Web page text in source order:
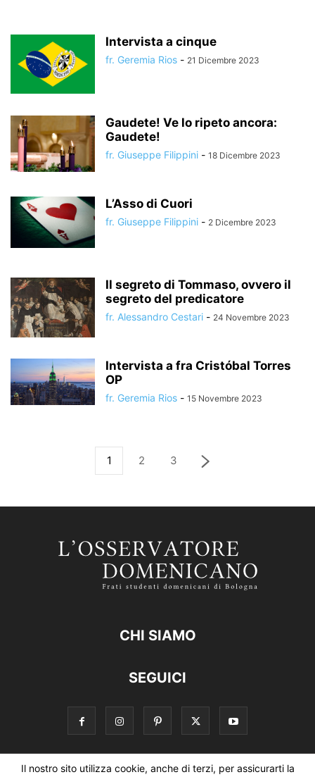
Il nostro sito utilizza cookie, anche di terzi, per assicurarti la
Intervista a cinque
fr. Geremia Rios - 21 Dicembre 2023
Gaudete! Ve lo ripeto ancora:
Gaudete!
fr. Giuseppe Filippini - 18 Dicembre 2023
L’Asso di Cuori
fr. Giuseppe Filippini - 2 Dicembre 2023
Il segreto di Tommaso, ovvero il
segreto del predicatore
fr. Alessandro Cestari - 24 Novembre 2023
Intervista a fra Cristóbal Torres
OP
fr. Geremia Rios - 15 Novembre 2023
1 2 3
CHI SIAMO
SEGUICI